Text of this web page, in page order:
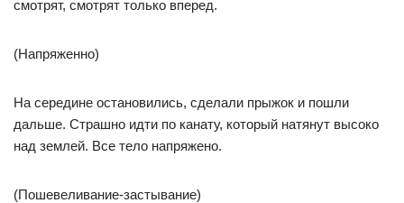
смотрят, смотрят только вперед.
(Напряженно)
На середине остановились, сделали прыжок и пошли
дальше. Страшно идти по канату, который натянут высоко
над землей. Все тело напряжено.
(Пошевеливание-застывание)